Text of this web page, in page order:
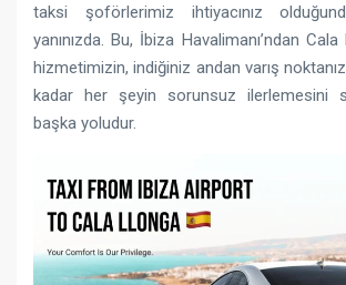
taksi şoförlerimiz ihtiyacınız
yanınızda. Bu, İbiza Havalimanı’ndan
hizmetimizin, indiğiniz andan varış
kadar her şeyin sorunsuz ilerlemesini
başka yoludur.